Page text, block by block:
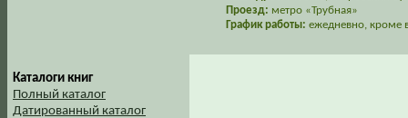
Проезд: метро «Трубная»
График работы: ежедневно, кроме
Каталоги книг
Полный каталог
Датированный каталог